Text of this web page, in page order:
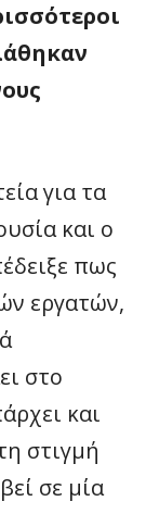
για τα
και ο
πως
εργατών,
στο
και
στιγμή
σε μία